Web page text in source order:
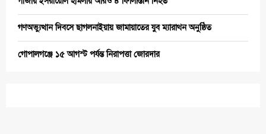
গণঅভ্যুত্থান দিবসে ছাগলনাইয়ায় জামায়াতের যুব ম্যারাথন অনুষ্ঠিত
গোপালগঞ্জে ১৫ আগস্ট পর্যন্ত নিরাপত্তা জোরদার